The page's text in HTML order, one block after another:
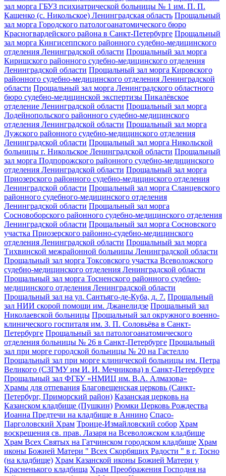
зал морга ГБУЗ психиатрической больницы № 1 им. П. П.
Кащенко (с. Никольское) Ленинградская область Прощальный
зал морга Городского патологоанатомического бюро
Красногвардейского района в Санкт-Петербурге Прощальный
зал морга Кингисеппского районного судебно-медицинского
отделения Ленинградской области Прощальный зал морга
Киришского районного судебно-медицинского отделения
Ленинградской области Прощальный зал морга Кировского
районного судебно-медицинского отделения Ленинградской
области Прощальный зал морга Ленинградского областного
бюро судебно-медицинской экспертизы Пикалёвское
отделение Ленинградской области Прощальный зал морга
Лодейнопольского районного судебно-медицинского
отделения Ленинградской области Прощальный зал морга
Лужского районного судебно-медицинского отделения
Ленинградской области Прощальный зал морга Никольской
больницы г. Никольское Ленинградской области Прощальный
зал морга Подпорожского районного судебно-медицинского
отделения Ленинградской области Прощальный зал морга
Приозерского районного судебно-медицинского отделения
Ленинградской области Прощальный зал морга Сланцевского
районного судебного-медицинского отделения
Ленинградской области Прощальный зал морга
Сосновоборского районного судебно-медицинского отделения
Ленинградской области Прощальный зал морга Сосновского
участка Приозерского районно-судебно-медицинского
отделения Ленинградской области Прощальный зал морга
Тихвинской межрайонной больницы Ленинградской области
Прощальный зал морга Токсовского участка Всеволожского
судебно-медицинского отделения Ленинградской области
Прощальный зал морга Тосненского районного судебно-
медицинского отделения Ленинградской области
Прощальный зал на ул. Сантьяго-де-Куба, д. 7. Прощальный
зал НИИ скорой помощи им. Джанелидзе Прощальный зал
Николаевской больницы Прощальный зал окружного военно-
клинического госпиталя им. З. П. Соловьёва в Санкт-
Петербурге Прощальный зал патологоанатомического
отделения больницы № 26 в Санкт-Петербурге Прощальный
зал при морге городской больницы № 20 на Гастелло
Прощальный зал при морге клинической больницы им. Петра
Великого (СЗГМУ им И. И. Мечникова) в Санкт-Петербурге
Прощальный зал ФГБУ «НМИЦ им. В.А. Алмазова»
Храмы для отпевания Благовещенская церковь (Санкт-
Петербург, Приморский район) Казанская церковь на
Казанском кладбище (Пушкин) Рюмки Церковь Рождества
Иоанна Предтечи на кладбище в Аннино Спасо-
Парголовский Храм Троице-Измайловский собор Храм
воскрешения св. прав. Лазаря на Всеволожском кладбище
Храм Всех Святых на Гатчинском городском кладбище Храм
иконы Божией Матери " Всех Скорбящих Радости " в г. Тосно
(на кладбище) Храм Казанской иконы Божией Матери у
Красненького кладбища Храм Преображения Господня на